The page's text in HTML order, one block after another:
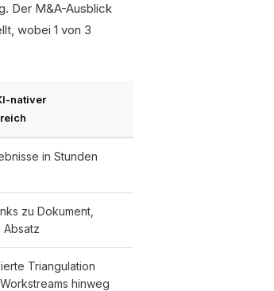
Der M&A-Ausblick
wobei 1 von 3
nativer
in Stunden
zu Dokument,
Absatz
Triangulation
hinweg